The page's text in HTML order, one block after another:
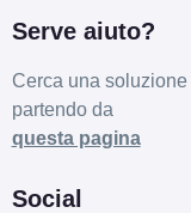
Serve aiuto?
Cerca una
partendo da
questa pagina
Social